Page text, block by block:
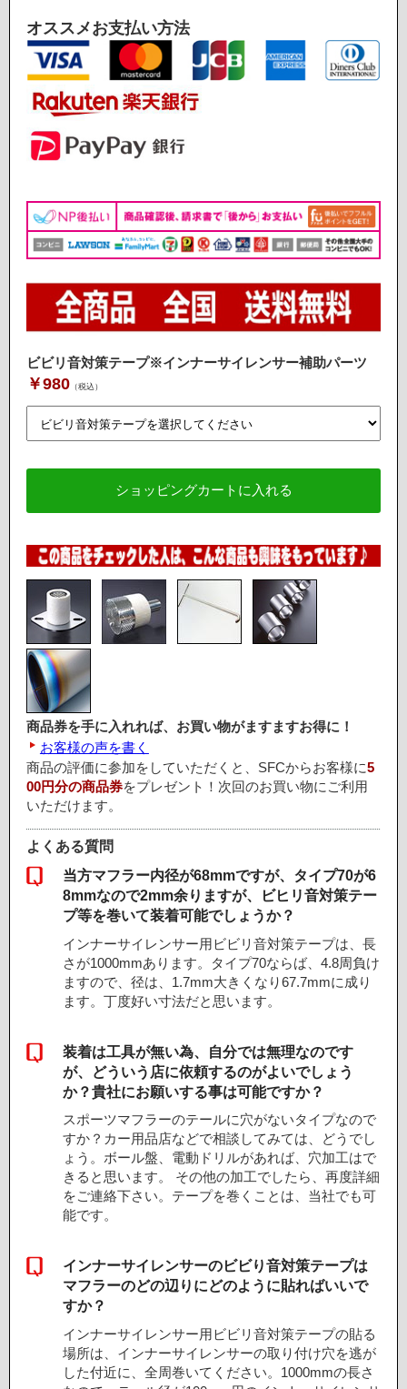
オススメお支払い方法
ビビリ音対策テープ※インナーサイレンサー補助パーツ
￥980（税込）
商品券を手に入れれば、お買い物がますますお得に！
お客様の声を書く
商品の評価に参加をしていただくと、SFCからお客様に5
00円分の商品券をプレゼント！次回のお買い物にご利用
いただけます。
よくある質問
当方マフラー内径が68mmですが、タイプ70が6
8mmなので2mm余りますが、ビヒリ音対策テー
プ等を巻いて装着可能でしょうか？
インナーサイレンサー用ビビリ音対策テープは、長
さが1000mmあります。タイプ70ならば、4.8周負け
ますので、径は、1.7mm大きくなり67.7mmに成り
ます。丁度好い寸法だと思います。
装着は工具が無い為、自分では無理なのです
が、どういう店に依頼するのがよいでしょう
か？貴社にお願いする事は可能ですか？
スポーツマフラーのテールに穴がないタイプなので
すか？カー用品店などで相談してみては、どうでし
ょう。ボール盤、電動ドリルがあれば、穴加工はで
きると思います。 その他の加工でしたら、再度詳細
をご連絡下さい。テープを巻くことは、当社でも可
能です。
インナーサイレンサーのビビり音対策テープは
マフラーのどの辺りにどのように貼ればいいで
すか？
インナーサイレンサー用ビビリ音対策テープの貼る
場所は、インナーサイレンサーの取り付け穴を逃が
した付近に、全周巻いてください。1000mmの長さ